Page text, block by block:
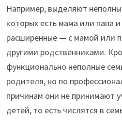
Например, выделяют
которых есть мама или папа
расширенные — с мамой или
другими родственниками.
функционально неполные
родителя, но по
причинам они не принимают
детей, то есть числятся в